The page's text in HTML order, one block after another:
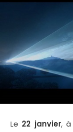
Le 22 janvier, à